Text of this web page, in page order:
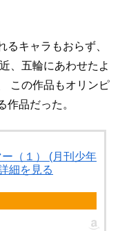
キャラもおらず、
、五輪にあわせたよ
この作品もオリンピ
作品だった。
（１） (月刊少年
細を見る